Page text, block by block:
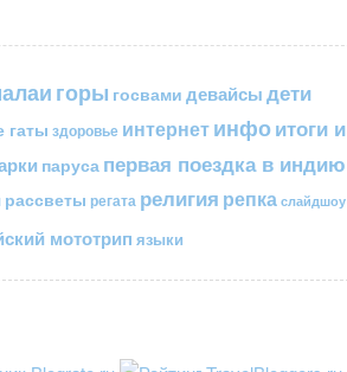
горы госвами девайсы дети
гаты здоровье интернетинфоитоги и
паруса первая поездка в индию
рассветы регата религия репка слайдшоу
мототрип языки